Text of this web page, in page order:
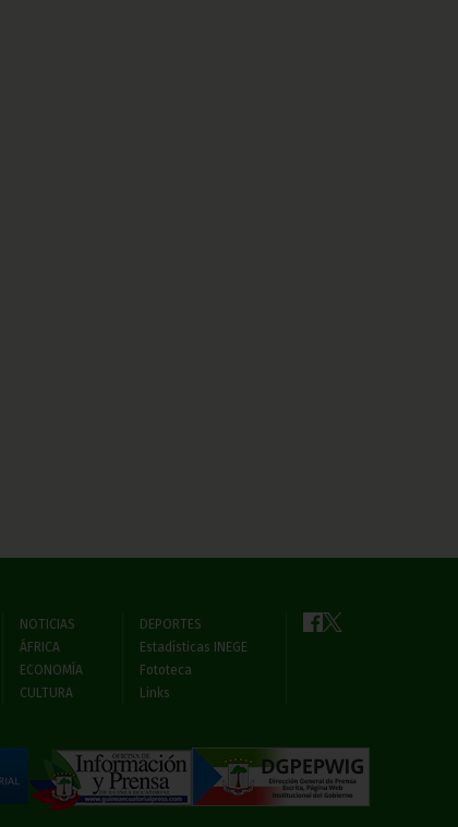
NOTICIAS
ÁFRICA
ECONOMÍA
CULTURA
DEPORTES
Estadísticas INEGE
Fototeca
Links